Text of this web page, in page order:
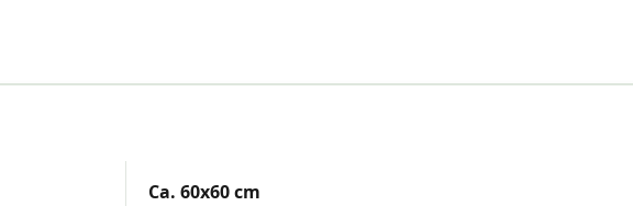
Ca. 60x60 cm